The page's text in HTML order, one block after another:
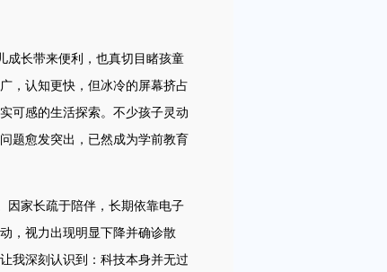
长带来便利，也真切目睹孩童
，认知更快，但冰冷的屏幕挤占
可感的生活探索。不少孩子灵动
题愈发突出，已然成为学前教育
家长疏于陪伴，长期依靠电子
，视力出现明显下降并确诊散
我深刻认识到：科技本身并无过